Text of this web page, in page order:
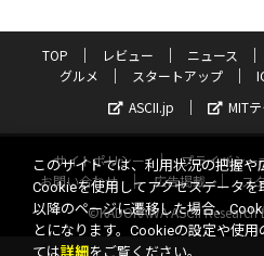
TOP レビュー ニュース
グルメ
スタートアップ
ASCII.jp
MIT
サイトポリシー プライバシー
お問い合わせ
広告掲載 ス
©KADOKAWA ASCII
このサイトでは、利用状況の把握や
Cookieを使用してアクセスデータ
以降のページに遷移した場合、
とになります。Cookieの設定や使
ては詳細 をご覧ください。